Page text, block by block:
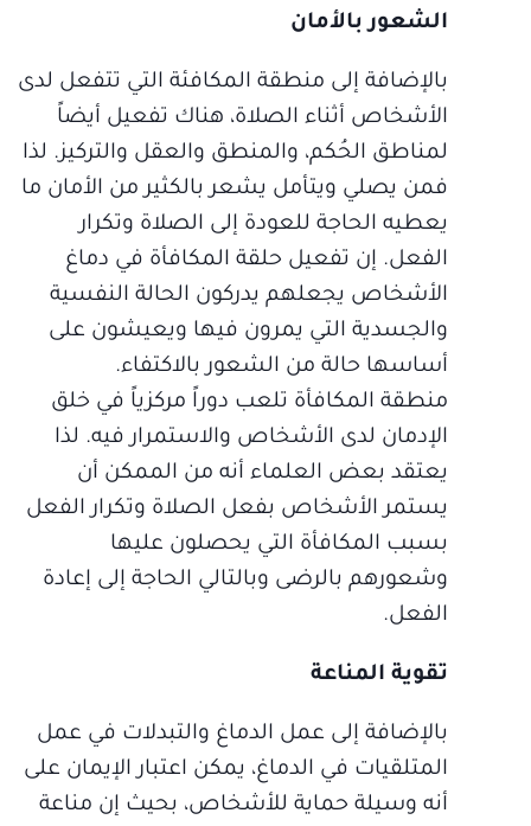
الشعور بالأمان
بالإضافة إلى منطقة المكافئة التي تتفعل لدى
الأشخاص أثناء الصلاة، هناك تفعيل أيضاً
لمناطق الحُكم، والمنطق والعقل والتركيز. لذا
فمن يصلي ويتأمل يشعر بالكثير من الأمان ما
يعطيه الحاجة للعودة إلى الصلاة وتكرار
الفعل. إن تفعيل حلقة المكافأة في دماغ
الأشخاص يجعلهم يدركون الحالة النفسية
والجسدية التي يمرون فيها ويعيشون على
أساسها حالة من الشعور بالاكتفاء.
منطقة المكافأة تلعب دوراً مركزياً في خلق
الإدمان لدى الأشخاص والاستمرار فيه. لذا
يعتقد بعض العلماء أنه من الممكن أن
يستمر الأشخاص بفعل الصلاة وتكرار الفعل
بسبب المكافأة التي يحصلون عليها
وشعورهم بالرضى وبالتالي الحاجة إلى إعادة
الفعل.
تقوية المناعة
بالإضافة إلى عمل الدماغ والتبدلات في عمل
المتلقيات في الدماغ، يمكن اعتبار الإيمان على
أنه وسيلة حماية للأشخاص، بحيث إن مناعة